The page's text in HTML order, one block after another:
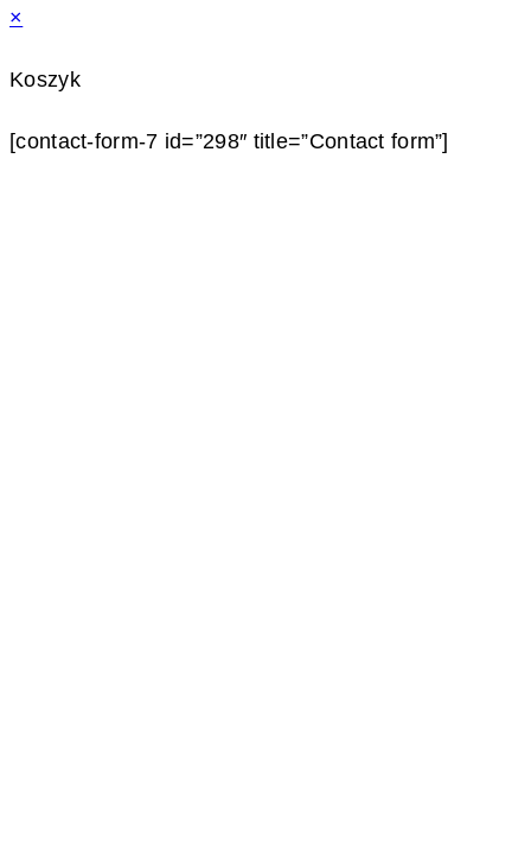
×
Koszyk
[contact-form-7 id=”298″ title=”Contact form”]